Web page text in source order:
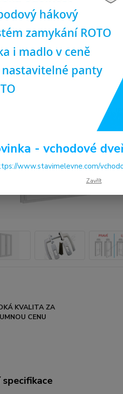
KVALITA ZA
CENU
- vchodové
www.stavimelevne.com/
Zavřít